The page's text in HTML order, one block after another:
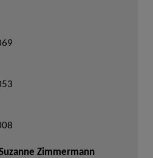
Zimmermann